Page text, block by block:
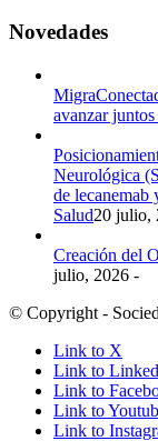
Novedades
avanzar
Neurológica
de lecanemab
Salud20 julio,
Creación del
julio, 2026 -
© Copyright -
Link to X
Link to
Link to
Link to
Link to